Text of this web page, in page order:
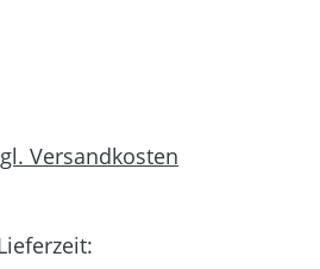
Versandkosten